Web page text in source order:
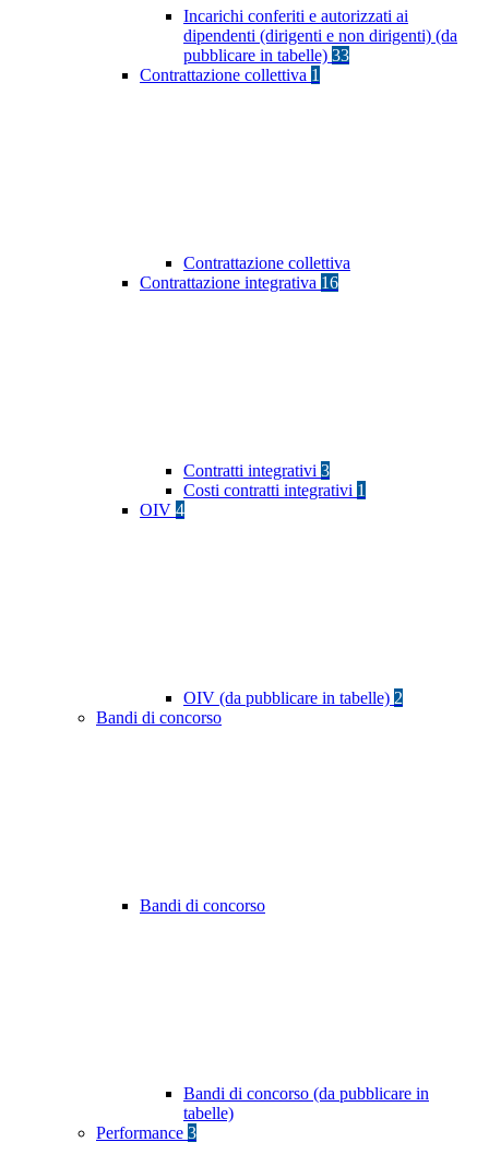
Incarichi conferiti e autorizzati ai
dipendenti (dirigenti e non dirigenti) (da
pubblicare in tabelle) 33
Contrattazione collettiva 1
Contrattazione collettiva
Contrattazione integrativa 16
Contratti integrativi 3
Costi contratti integrativi 1
OIV 4
OIV (da pubblicare in tabelle) 2
Bandi di concorso
Bandi di concorso
Bandi di concorso (da pubblicare in
tabelle)
Performance 3